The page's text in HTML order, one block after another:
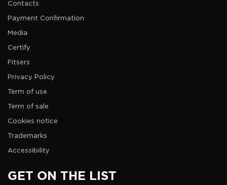
Contacts
Payment Confirmation
Media
Certify
Fitsers
Privacy Policy
Term of use
Term of sale
Cookies notice
Trademarks
Accessibility
GET ON THE LIST